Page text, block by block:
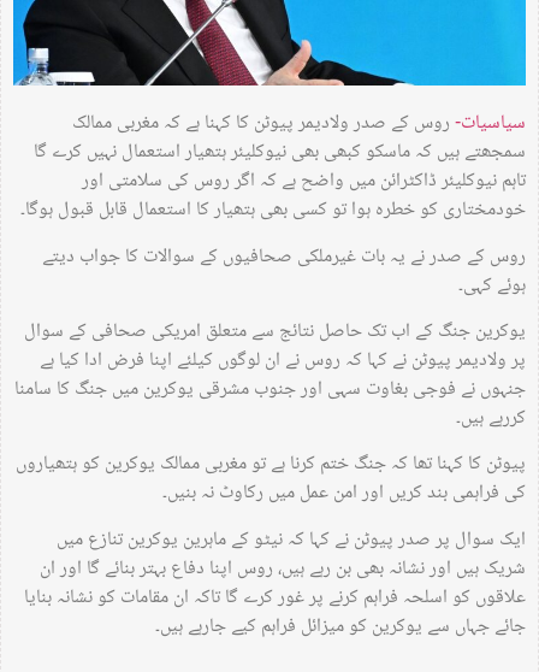
سیاسیات-روس کے صدر ولادیمر پیوٹن کا کہنا ہے کہ مغربی ممالک
سمجھتے ہیں کہ ماسکو کبھی بھی نیوکلیئر ہتھیار استعمال نہیں کرے گا
تاہم نیوکلیئر ڈاکٹرائن میں واضح ہے کہ اگر روس کی سلامتی اور
خودمختاری کو خطرہ ہوا تو کسی بھی ہتھیار کا استعمال قابل قبول ہوگا۔
روس کے صدر نے یہ بات غیرملکی صحافیوں کے سوالات کا جواب دیتے
ہوئے کہی۔
یوکرین جنگ کے اب تک حاصل نتائج سے متعلق امریکی صحافی کے سوال
پر ولادیمر پیوٹن نے کہا کہ روس نے ان لوگوں کیلئے اپنا فرض ادا کیا ہے
جنہوں نے فوجی بغاوت سہی اور جنوب مشرقی یوکرین میں جنگ کا سامنا
کررہے ہیں۔
پیوٹن کا کہنا تھا کہ جنگ ختم کرنا ہے تو مغربی ممالک یوکرین کو ہتھیاروں
کی فراہمی بند کریں اور امن عمل میں رکاوٹ نہ بنیں۔
ایک سوال پر صدر پیوٹن نے کہا کہ نیٹو کے ماہرین یوکرین تنازع میں
شریک ہیں اور نشانہ بھی بن رہے ہیں، روس اپنا دفاع بہتر بنائے گا اور ان
علاقوں کو اسلحہ فراہم کرنے پر غور کرے گا تاکہ ان مقامات کو نشانہ بنایا
جائے جہاں سے یوکرین کو میزائل فراہم کیے جارہے ہیں۔